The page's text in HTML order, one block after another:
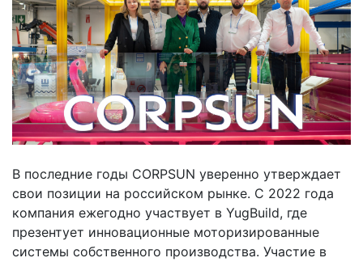
В последние годы CORPSUN уверенно утверждает
свои позиции на российском рынке. С 2022 года
компания ежегодно участвует в YugBuild, где
презентует инновационные моторизированные
системы собственного производства. Участие в